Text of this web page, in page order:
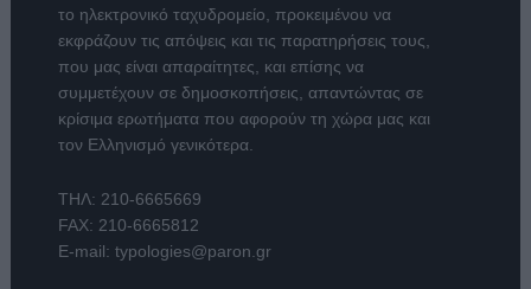
το ηλεκτρονικό ταχυδρομείο, προκειμένου να
εκφράζουν τις απόψεις και τις παρατηρήσεις τους,
που μας είναι απαραίτητες, και επίσης να
συμμετέχουν σε δημοσκοπήσεις, απαντώντας σε
κρίσιμα ερωτήματα που αφορούν τη χώρα μας και
τον Ελληνισμό γενικότερα.
ΤΗΛ: 210-6665669
FAX: 210-6665812
E-mail: typologies@paron.gr